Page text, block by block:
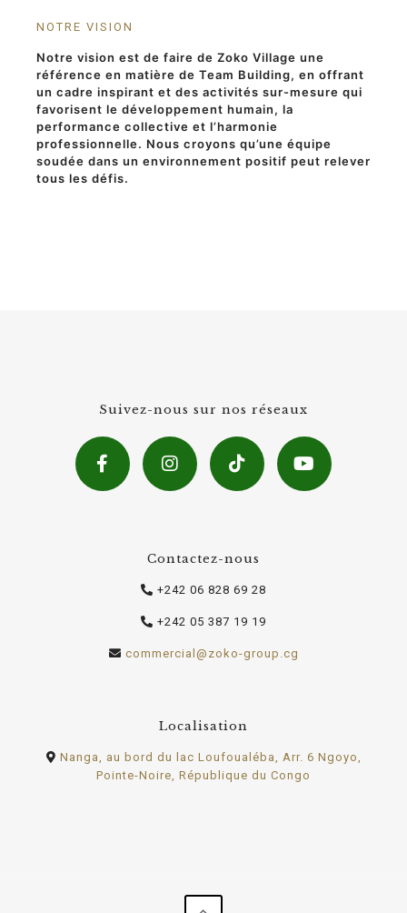
NOTRE VISION
Notre vision est de faire de Zoko Village une
référence en matière de Team Building, en offrant
un cadre inspirant et des activités sur-mesure qui
favorisent le développement humain, la
performance collective et l’harmonie
professionnelle. Nous croyons qu’une équipe
soudée dans un environnement positif peut relever
tous les défis.
Suivez-nous sur nos réseaux
Contactez-nous
‪+242 06 828 69 28‬
‪+242 05 387 19 19‬
commercial@zoko-group.cg
Localisation
Nanga, au bord du lac Loufoualéba, Arr. 6 Ngoyo,
Pointe-Noire, République du Congo